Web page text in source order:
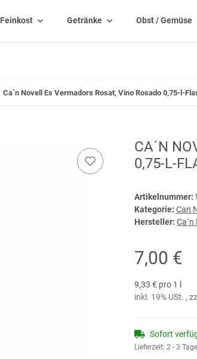
Feinkost Getränke Obst / Gemüse
Ca´n Novell Es Vermadors Rosat, Vino Rosado 0,75-l-
CA´N
0,75-L-
Artikelnummer:
Kategorie: Can
Hersteller: Ca´n
7,00 €
9,33 € pro 1 l
inkl. 19% USt. ,
Sofort
Lieferzeit: 2 - 3 Tage